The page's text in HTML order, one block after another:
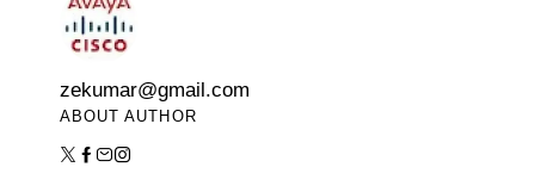
zekumar@gmail.com
ABOUT AUTHOR